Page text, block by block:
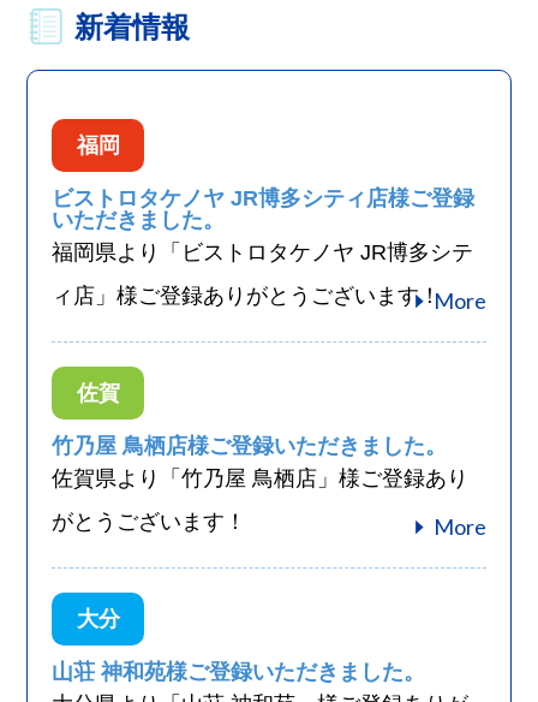
宮崎
延岡エリア
潮香ノ宿 髙平屋
高平屋は、海の恵み・山の恵みが豊富にあふれる...
宮崎
宮崎の青島のカフェ aoshimabooks＆
pineapple
福が来るパイナップルケーキを贈ろう！ 宮崎...More
新着情報
福岡
ビストロタケノヤ JR博多シティ店様ご登録
いただきました。
福岡県より「ビストロタケノヤ JR博多シテ
ィ店」様ご登録ありがとうございます！More
佐賀
竹乃屋 鳥栖店様ご登録いただきました。
佐賀県より「竹乃屋 鳥栖店」様ご登録あり
がとうございます！
More
大分
山荘 神和苑様ご登録いただきました。